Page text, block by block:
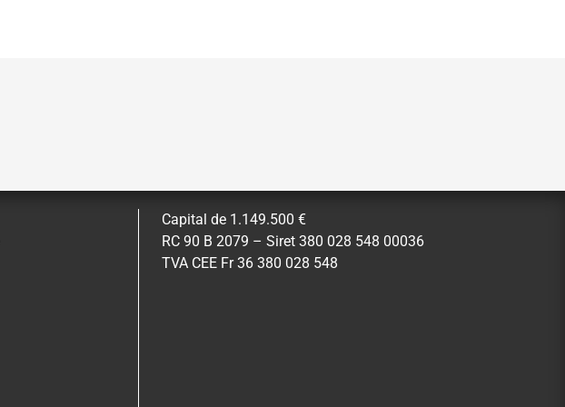
Capital de 1.149.500 €
RC 90 B 2079 – Siret 380 028 548 00036
TVA CEE Fr 36 380 028 548